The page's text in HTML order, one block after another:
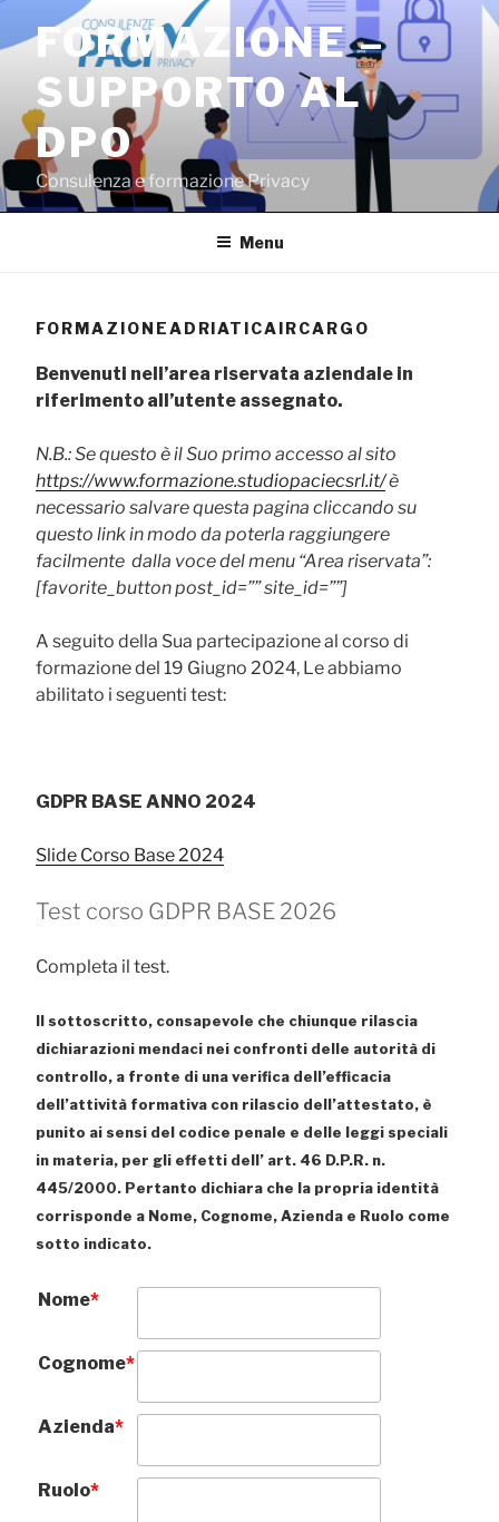
contenuto
FORMAZIONE –
SUPPORTO AL
DPO
Consulenza e formazione Privacy
Menu
FORMAZIONEADRIATICAIRCARGO
Benvenuti nell’area riservata aziendale in
riferimento all’utente assegnato.
N.B.: Se questo è il Suo primo accesso al sito
https://www.formazione.studiopaciecsrl.it/è
necessario salvare questa pagina cliccando su
questo link in modo da poterla raggiungere
facilmente dalla voce del menu “Area riservata”:
[favorite_button post_id=”” site_id=””]
A seguito della Sua partecipazione al corso di
formazione del 19 Giugno 2024, Le abbiamo
abilitato i seguenti test:
GDPR BASE ANNO 2024
Slide Corso Base 2024
Test corso GDPR BASE 2026
Completa il test.
Il sottoscritto, consapevole che chiunque rilascia
dichiarazioni mendaci nei confronti delle autorità di
controllo, a fronte di una verifica dell’efficacia
dell’attività formativa con rilascio dell’attestato, è
punito ai sensi del codice penale e delle leggi speciali
in materia, per gli effetti dell’ art. 46 D.P.R. n.
445/2000. Pertanto dichiara che la propria identità
corrisponde a Nome, Cognome, Azienda e Ruolo come
sotto indicato.
Nome*
Cognome*
Azienda*
Ruolo*